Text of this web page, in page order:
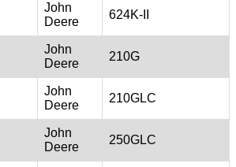
John
Deere
624K-II
John
Deere
210G
John
Deere
210GLC
John
Deere
250GLC